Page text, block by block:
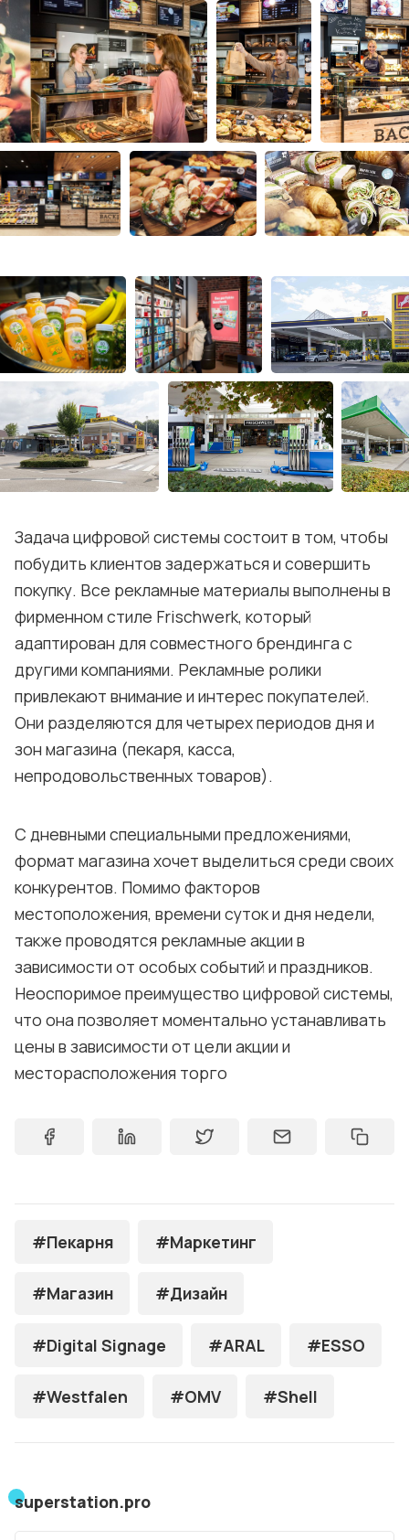
Задача цифровой системы состоит в том, чтобы
побудить клиентов задержаться и совершить
покупку. Все рекламные материалы выполнены в
фирменном стиле Frischwerk, который
адаптирован для совместного брендинга с
другими компаниями. Рекламные ролики
привлекают внимание и интерес покупателей.
Они разделяются для четырех периодов дня и
зон магазина (пекаря, касса,
непродовольственных товаров).
С дневными специальными предложениями,
формат магазина хочет выделиться среди своих
конкурентов. Помимо факторов
местоположения, времени суток и дня недели,
также проводятся рекламные акции в
зависимости от особых событий и праздников.
Неоспоримое преимущество цифровой системы,
что она позволяет моментально устанавливать
цены в зависимости от цели акции и
месторасположения торго
#Пекарня #Маркетинг
#Магазин #Дизайн
#Digital Signage #ARAL #ESSO
#Westfalen #OMV #Shell
superstation.pro